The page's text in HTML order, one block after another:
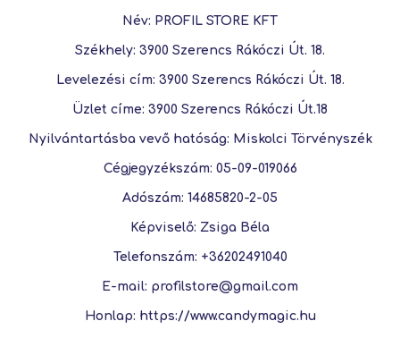
Név: PROFIL STORE KFT
Székhely: 3900 Szerencs Rákóczi Út. 18.
Levelezési cím: 3900 Szerencs Rákóczi Út. 18.
Üzlet címe: 3900 Szerencs Rákóczi Út.18
Nyilvántartásba vevő hatóság: Miskolci Törvényszék
Cégjegyzékszám: 05-09-019066
Adószám: 14685820-2-05
Képviselő: Zsiga Béla
Telefonszám: +36202491040
E-mail: profilstore@gmail.com
Honlap: https://www.candymagic.hu